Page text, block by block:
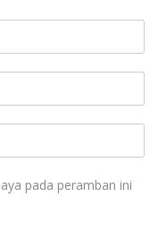
pada peramban ini